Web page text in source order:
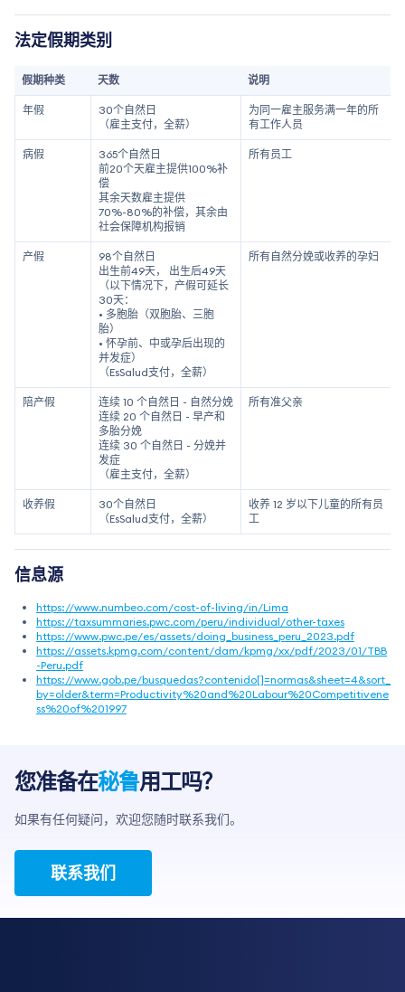
法定假期类别
假期种类 天数 说明
年假
30个自然日
（雇主支付，全薪）
为同一雇主服务满一年的所
有工作人员
病假
365个自然日
前20个天雇主提供100%补
偿
其余天数雇主提供
70%-80%的补偿，其余由
社会保障机构报销
所有员工
产假
98个自然日
出生前49天， 出生后49天
（以下情况下，产假可延长
30天：
• 多胞胎（双胞胎、三胞
胎）
• 怀孕前、中或孕后出现的
并发症）
（EsSalud支付，全薪）
所有自然分娩或收养的孕妇
陪产假
连续 10 个自然日 - 自然分娩
连续 20 个自然日 - 早产和
多胎分娩
连续 30 个自然日 - 分娩并
发症
（雇主支付，全薪）
所有准父亲
收养假
30个自然日
（EsSalud支付，全薪）
收养 12 岁以下儿童的所有员
工
信息源
https://www.numbeo.com/cost-of-living/in/Lima
https://taxsummaries.pwc.com/peru/individual/other-taxes
https://www.pwc.pe/es/assets/doing_business_peru_2023.pdf
https://assets.kpmg.com/content/dam/kpmg/xx/pdf/2023/01/TBB
-Peru.pdf
https://www.gob.pe/busquedas?contenido[]=normas&sheet=4&sort_
by=older&term=Productivity%20and%20Labour%20Competitivene
ss%20of%201997
您准备在秘鲁用工吗？
如果有任何疑问，欢迎您随时联系我们。
联系我们